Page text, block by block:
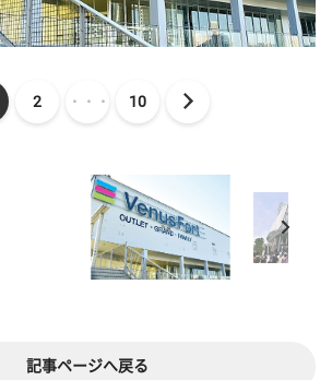
2 ・・・ 10
記事ページへ戻る